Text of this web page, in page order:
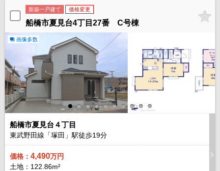
新築一戸建て 価格変更
船橋市夏見台4丁目27番 C号棟
画像多数
船橋市夏見台４丁目
東武野田線「塚田」駅徒歩19分
価格： 4,490万円
土地：122.86m²